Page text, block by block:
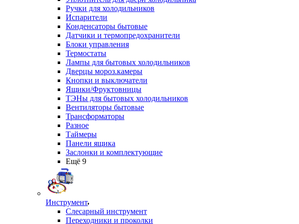
Ручки для холодильников
Испарители
Конденсаторы бытовые
Датчики и термопредохранители
Блоки управления
Термостаты
Лампы для бытовых холодильников
Дверцы мороз.камеры
Кнопки и выключатели
Ящики/Фруктовницы
ТЭНы для бытовых холодильников
Вентиляторы бытовые
Трансформаторы
Разное
Таймеры
Панели ящика
Заслонки и комплектующие
Ещё 9
Инструмент
Слесарный инструмент
Переходники и проколки